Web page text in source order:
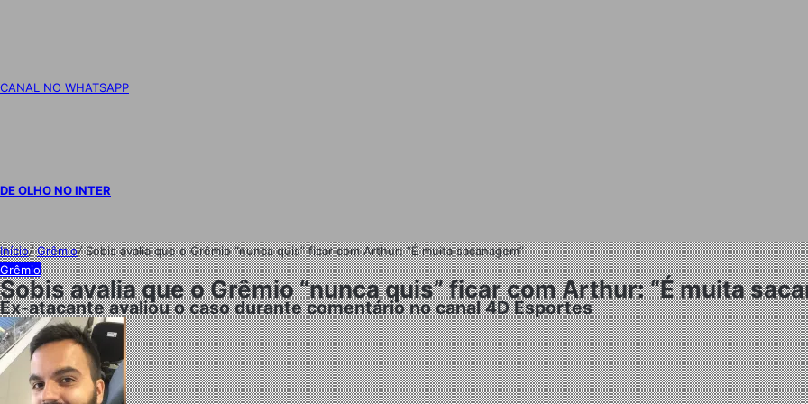
CANAL NO WHATSAPP
DE OLHO NO INTER
Início/Grêmio/Sobis avalia que o Grêmio “nunca quis” ficar com Arthur: “É muita sacanagem”
Grêmio
Sobis avalia que o Grêmio “nunca quis” ficar com Arthur: “É muita
Ex-atacante avaliou o caso durante comentário no canal 4D Esportes